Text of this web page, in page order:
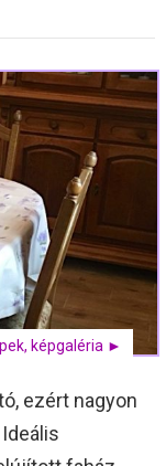
képgaléria ►
ezért nagyon